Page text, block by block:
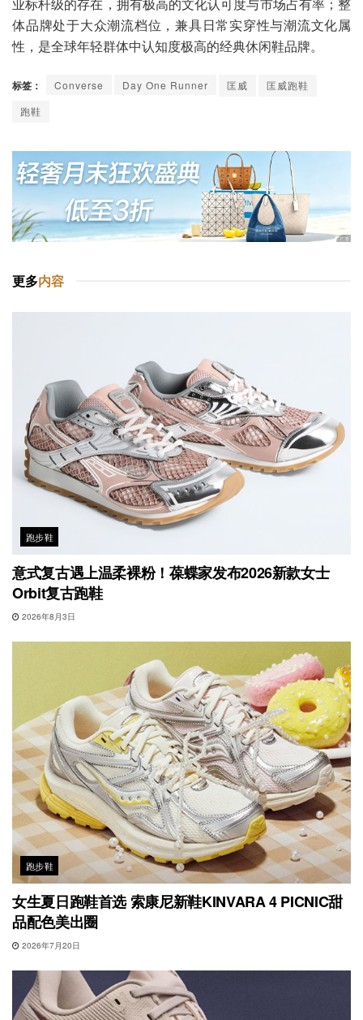
业标杆级的存在，拥有极高的文化认可度与市场占有率；整
体品牌处于大众潮流档位，兼具日常实穿性与潮流文化属
性，是全球年轻群体中认知度极高的经典休闲鞋品牌。
标签： Converse Day One Runner 匡威
匡威跑鞋
跑鞋
更多内容
跑步鞋
意式复古遇上温柔裸粉！葆蝶家发布2026新款女士
Orbit复古跑鞋
2026年8月3日
跑步鞋
女生夏日跑鞋首选 索康尼新鞋KINVARA 4 PICNIC甜
品配色美出圈
2026年7月20日